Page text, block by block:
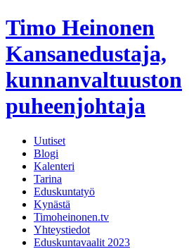
Timo Heinonen
Kansanedustaja,
kunnanvaltuuston
puheenjohtaja
Uutiset
Blogi
Kalenteri
Tarina
Eduskuntatyö
Kynästä
Timoheinonen.tv
Yhteystiedot
Eduskuntavaalit 2023